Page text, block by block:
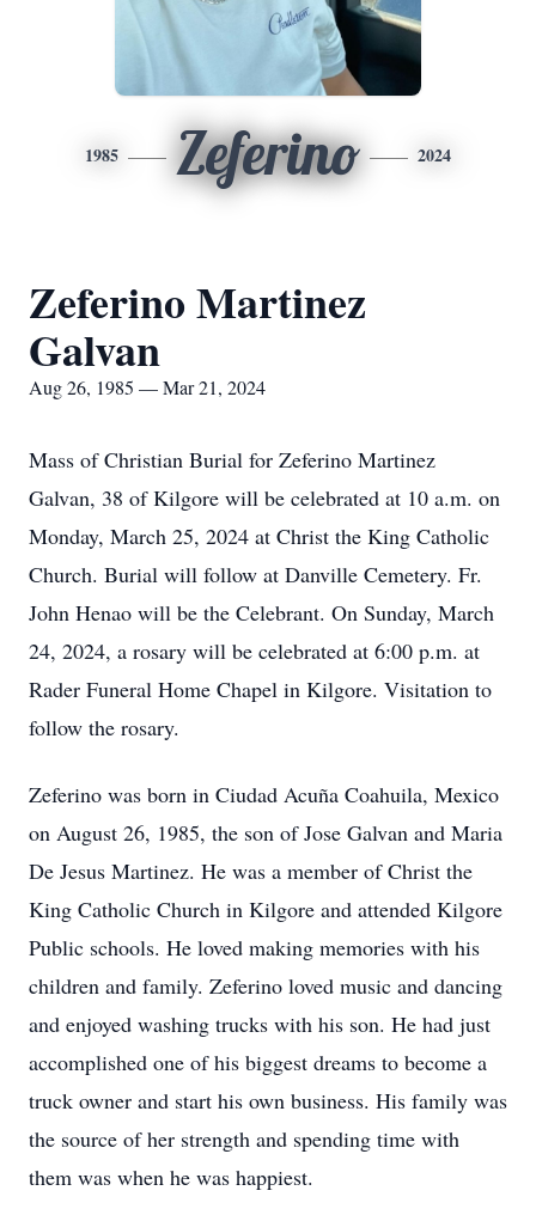
1985 Zeferino 2024
Zeferino Martinez
Galvan
Aug 26, 1985 — Mar 21, 2024
Mass of Christian Burial for Zeferino Martinez
Galvan, 38 of Kilgore will be celebrated at 10 a.m. on
Monday, March 25, 2024 at Christ the King Catholic
Church. Burial will follow at Danville Cemetery. Fr.
John Henao will be the Celebrant. On Sunday, March
24, 2024, a rosary will be celebrated at 6:00 p.m. at
Rader Funeral Home Chapel in Kilgore. Visitation to
follow the rosary.
Zeferino was born in Ciudad Acuña Coahuila, Mexico
on August 26, 1985, the son of Jose Galvan and Maria
De Jesus Martinez. He was a member of Christ the
King Catholic Church in Kilgore and attended Kilgore
Public schools. He loved making memories with his
children and family. Zeferino loved music and dancing
and enjoyed washing trucks with his son. He had just
accomplished one of his biggest dreams to become a
truck owner and start his own business. His family was
the source of her strength and spending time with
them was when he was happiest.